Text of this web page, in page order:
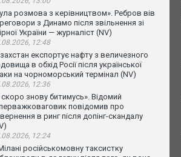
розмова з керівництвом». Ребров вів
з Динамо після звільнення зі
України — журналіст (NV)
12:48
експортує нафту з величезного
в обхід Росії після української
на чорноморський термінал (NV)
12:36
скоро знову битимусь». Відомий
повідомив про
в ринг після допінг-скандалу
12:24
російськомовну таксистку